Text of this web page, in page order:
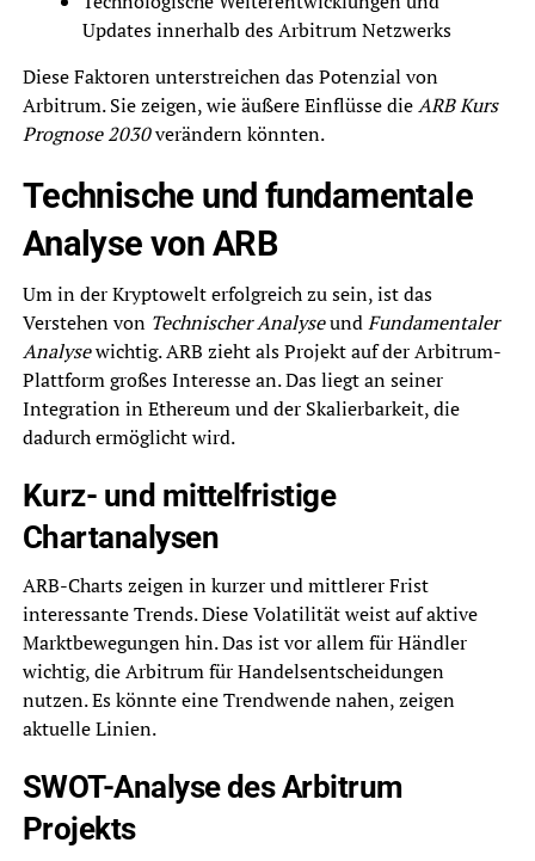
Updates innerhalb des Arbitrum Netzwerks
Diese Faktoren unterstreichen das Potenzial von
Arbitrum. Sie zeigen, wie äußere Einflüsse dieARB Kurs
Prognose 2030verändern könnten.
Technische und fundamentale
Analyse von ARB
Um in der Kryptowelt erfolgreich zu sein, ist das
Verstehen von Technischer AnalyseundFundamentaler
Analysewichtig. ARB zieht als Projekt auf der Arbitrum-
Plattform großes Interesse an. Das liegt an seiner
Integration in Ethereum und der Skalierbarkeit, die
dadurch ermöglicht wird.
Kurz- und mittelfristige
Chartanalysen
ARB-Charts zeigen in kurzer und mittlerer Frist
interessante Trends. Diese Volatilität weist auf aktive
Marktbewegungen hin. Das ist vor allem für Händler
wichtig, die Arbitrum für Handelsentscheidungen
nutzen. Es könnte eine Trendwende nahen, zeigen
aktuelle Linien.
SWOT-Analyse des Arbitrum
Projekts